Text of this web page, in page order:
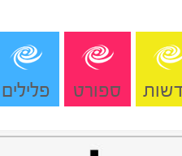
ספורט פלילים